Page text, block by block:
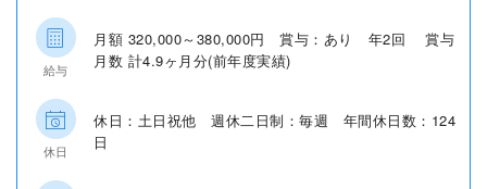
給与
月額 320,000～380,000円 賞与：あり 年2回 賞与
月数 計4.9ヶ月分(前年度実績)
休日
休日：土日祝他 週休二日制：毎週 年間休日数：124
日